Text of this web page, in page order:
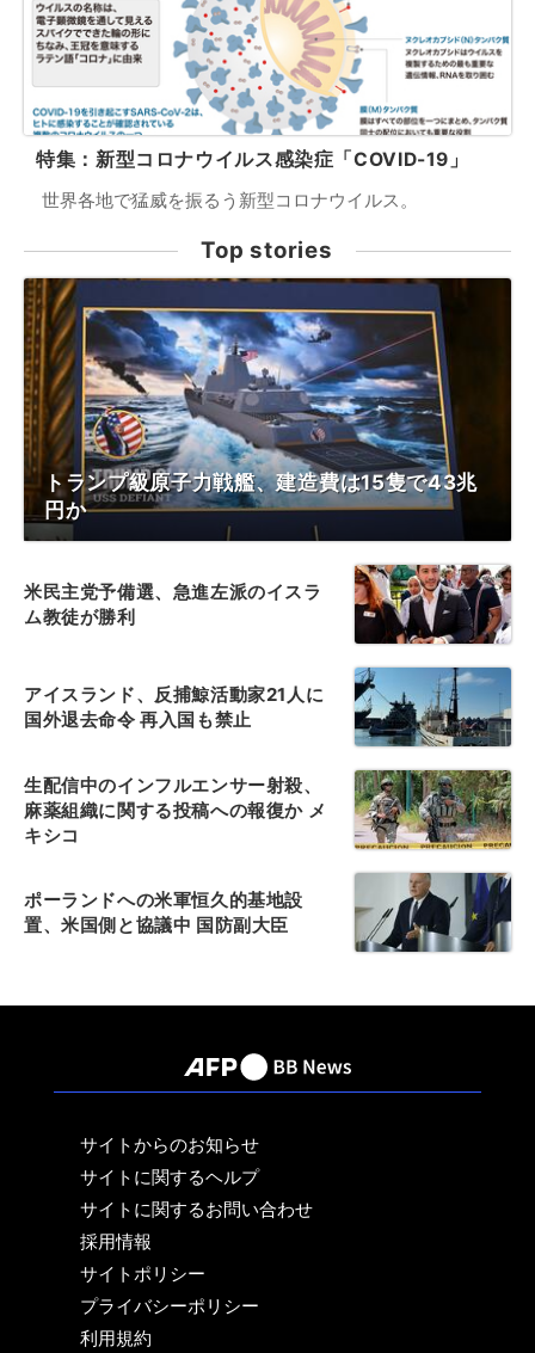
特集：新型コロナウイルス感染症「COVID-19」
世界各地で猛威を振るう新型コロナウイルス。
Top stories
トランプ級原子力戦艦、建造費は15隻で43兆
円か
米民主党予備選、急進左派のイスラ
ム教徒が勝利
アイスランド、反捕鯨活動家21人に
国外退去命令 再入国も禁止
生配信中のインフルエンサー射殺、
麻薬組織に関する投稿への報復か メ
キシコ
ポーランドへの米軍恒久的基地設
置、米国側と協議中 国防副大臣
サイトからのお知らせ
サイトに関するヘルプ
サイトに関するお問い合わせ
採用情報
サイトポリシー
プライバシーポリシー
利用規約